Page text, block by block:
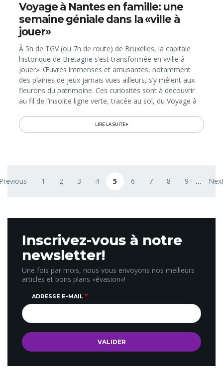
Voyage à Nantes en famille: une
semaine géniale dans la «ville à
jouer»
À 5h de TGV (ou 7h de route) de Bruxelles, la capitale
historique de Bretagne s’est transformée en «ville à
jouer». Œuvres immenses et amusantes, notamment
des plaines de jeux jamais vues ailleurs, s’y mêlent aux
fleurons du patrimoine. Ces curiosités sont à découvrir
au fil de l’insolite ligne verte, tracée au sol, du Voyage à
LIRE LA SUITE
page Page
1 Page
2 Page
3 Page
4 Page courante
5 Page
6 Page
7 Page
8 Page
9 …
Inscrivez-vous à notre
newsletter!
Une fois par mois, nous vous envoyons nos meilleurs
articles et bons plans «évasion»!
ADRESSE E-MAIL